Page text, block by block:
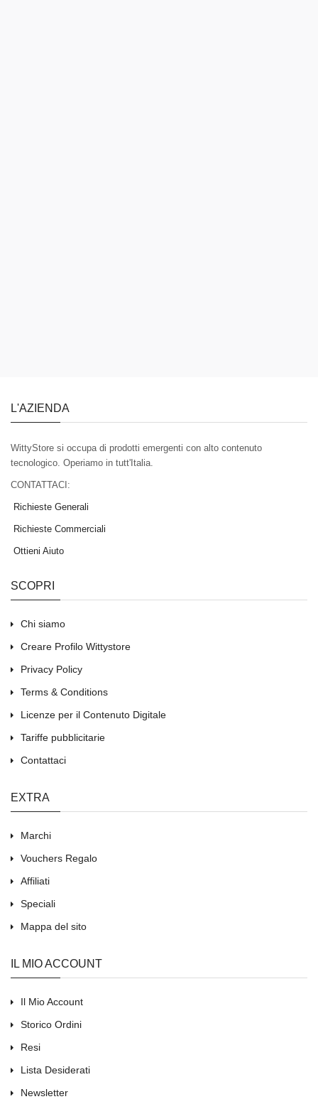
L'AZIENDA
WittyStore si occupa di prodotti emergenti con alto contenuto
tecnologico. Operiamo in tutt'Italia.
CONTATTACI:
Richieste Generali
Richieste Commerciali
Ottieni Aiuto
SCOPRI
Chi siamo
Creare Profilo Wittystore
Privacy Policy
Terms & Conditions
Licenze per il Contenuto Digitale
Tariffe pubblicitarie
Contattaci
EXTRA
Marchi
Vouchers Regalo
Affiliati
Speciali
Mappa del sito
IL MIO ACCOUNT
Il Mio Account
Storico Ordini
Resi
Lista Desiderati
Newsletter